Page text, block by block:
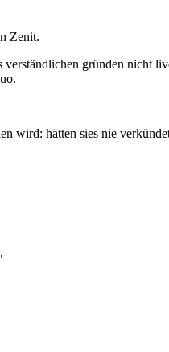
Zenit.
gründen nicht
wird: hätten sies nie